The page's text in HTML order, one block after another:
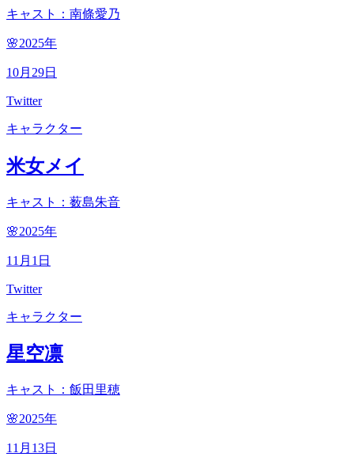
キャスト：南條愛乃
🌸2025年
10月 29日
Twitter
キャラクター
米女メイ
キャスト：薮島朱音
🌸2025年
11 月 1 日
Twitter
キャラクター
星空凛
キャスト：飯田里穂
🌸2025年
11 月 13日